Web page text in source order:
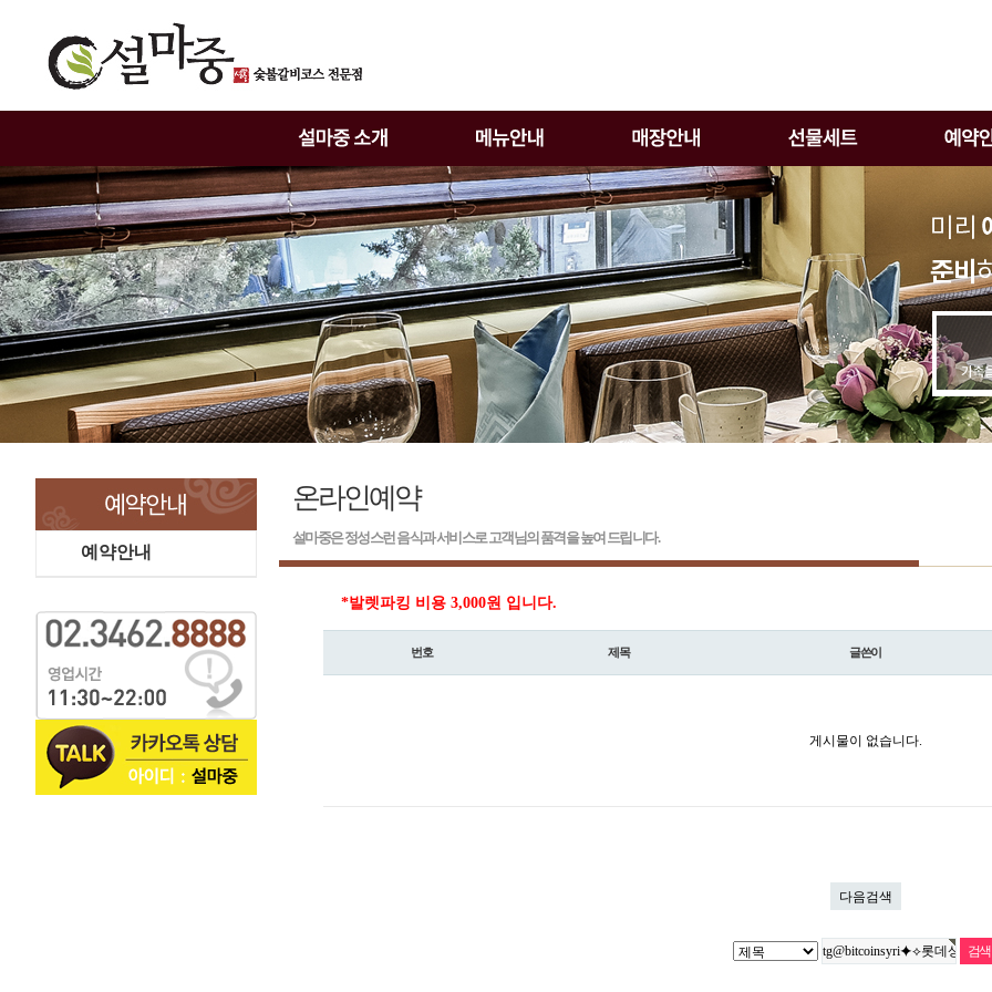
예약안내
온라인예약
설마중은 정성스런 음식과 서비스로 고객님의 품격을 높여 드립니다.
*발렛파킹 비용 3,000원 입니다.
번호 제목 글쓴이
게시물이 없습니다.
다음검색